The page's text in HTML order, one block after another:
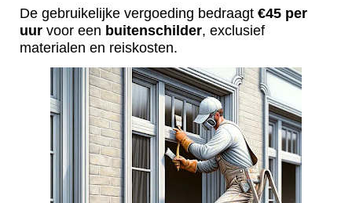
De gebruikelijke vergoeding bedraagt €45 per
uur voor een buitenschilder, exclusief
materialen en reiskosten.